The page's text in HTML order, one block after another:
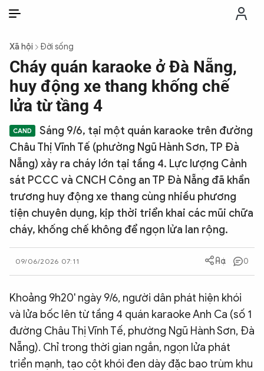
THỜI SỰ
CHỐNG DIỄN BIẾN HÒA BÌNH
CÔNG AN TRONG LÒNG DÂN
XÃ HỘI
PHÁP LUẬT
QUỐC TẾ
VĂN HÓA - THỂ THAO
BẠN ĐỌC & CAND
Xã hội Đời sống
Cháy quán karaoke ở Đà Nẵng,
huy động xe thang khống chế
lửa từ tầng 4
Sáng 9/6, tại một quán karaoke trên đường
Châu Thị Vĩnh Tế (phường Ngũ Hành Sơn, TP Đà
Nẵng) xảy ra cháy lớn tại tầng 4. Lực lượng Cảnh
sát PCCC và CNCH Công an TP Đà Nẵng đã khẩn
trương huy động xe thang cùng nhiều phương
tiện chuyên dụng, kịp thời triển khai các mũi chữa
cháy, khống chế không để ngọn lửa lan rộng.
09/06/2026 07:11 0
Khoảng 9h20' ngày 9/6, người dân phát hiện khói
và lửa bốc lên từ tầng 4 quán karaoke Anh Ca (số 1
đường Châu Thị Vĩnh Tế, phường Ngũ Hành Sơn, Đà
Nẵng). Chỉ trong thời gian ngắn, ngọn lửa phát
triển mạnh, tạo cột khói đen dày đặc bao trùm khu